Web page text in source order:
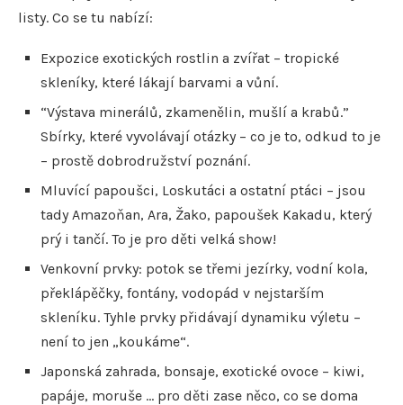
listy. Co se tu nabízí:
Expozice exotických rostlin a zvířat – tropické
skleníky, které lákají barvami a vůní.
“Výstava minerálů, zkamenělin, mušlí a krabů.”
Sbírky, které vyvolávají otázky – co je to, odkud to je
– prostě dobrodružství poznání.
Mluvící papoušci, Loskutáci a ostatní ptáci – jsou
tady Amazoňan, Ara, Žako, papoušek Kakadu, který
prý i tančí. To je pro děti velká show!
Venkovní prvky: potok se třemi jezírky, vodní kola,
překlápěčky, fontány, vodopád v nejstarším
skleníku. Tyhle prvky přidávají dynamiku výletu –
není to jen „koukáme“.
Japonská zahrada, bonsaje, exotické ovoce – kiwi,
papáje, moruše … pro děti zase něco, co se doma